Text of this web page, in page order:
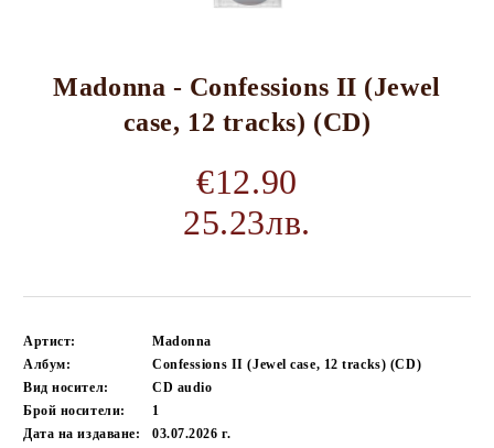
Madonna - Confessions II (Jewel
case, 12 tracks) (CD)
€12.90
25.23лв.
Артист:
Madonna
Албум:
Confessions II (Jewel case, 12 tracks) (CD)
Вид носител:
CD audio
Брой носители:
1
Дата на издаване:
03.07.2026 г.